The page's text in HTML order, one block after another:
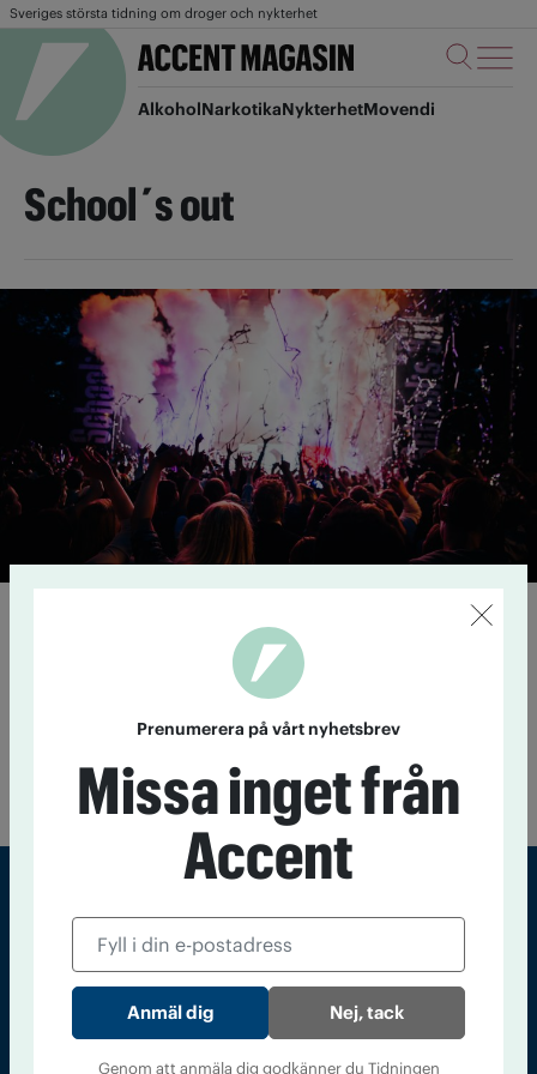
Sveriges största tidning om droger och nykterhet
AlkoholNarkotikaNykterhetMovendi
School´s out
En ny undersökning från IQ visar att 4 av 10
på skolavslutningen. Men i bland annat Gävleborg pågår
förebyggande arbete för att minska alkoholintaget när
skolklockorna ringer ut.
Sveriges största tidning om droger och nykterhet
Tidningen Accent, A4, Bondegatan 21, 116 33 Stockholm
accent@iogt.se
Chefredaktör och ansvarig utgivare: Barbro Janson Lundkvist,
Prenumerera på vårt nyhetsbrev
Missa inget från
Accent
Nej, tack
Genom att anmäla dig godkänner du Tidningen